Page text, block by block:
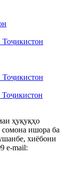
ҳуқуқҳо
ишора ба
хиёбони
e-mail: